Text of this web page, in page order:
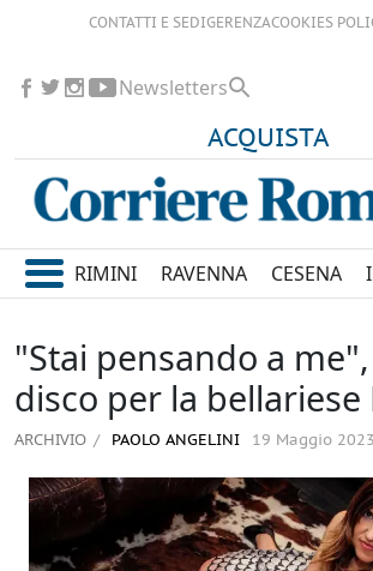
CONTATTI E SEDIGERENZACOOKIES
ACQUISTA
Newsletters
RIMINI RAVENNA CESENA
"Stai pensando a
disco per la bellariese
ARCHIVIO PAOLO ANGELINI 19 Maggio 2023